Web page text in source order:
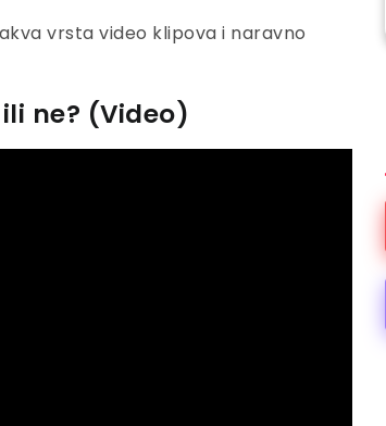
vrsta video klipova i naravno
ne? (Video)